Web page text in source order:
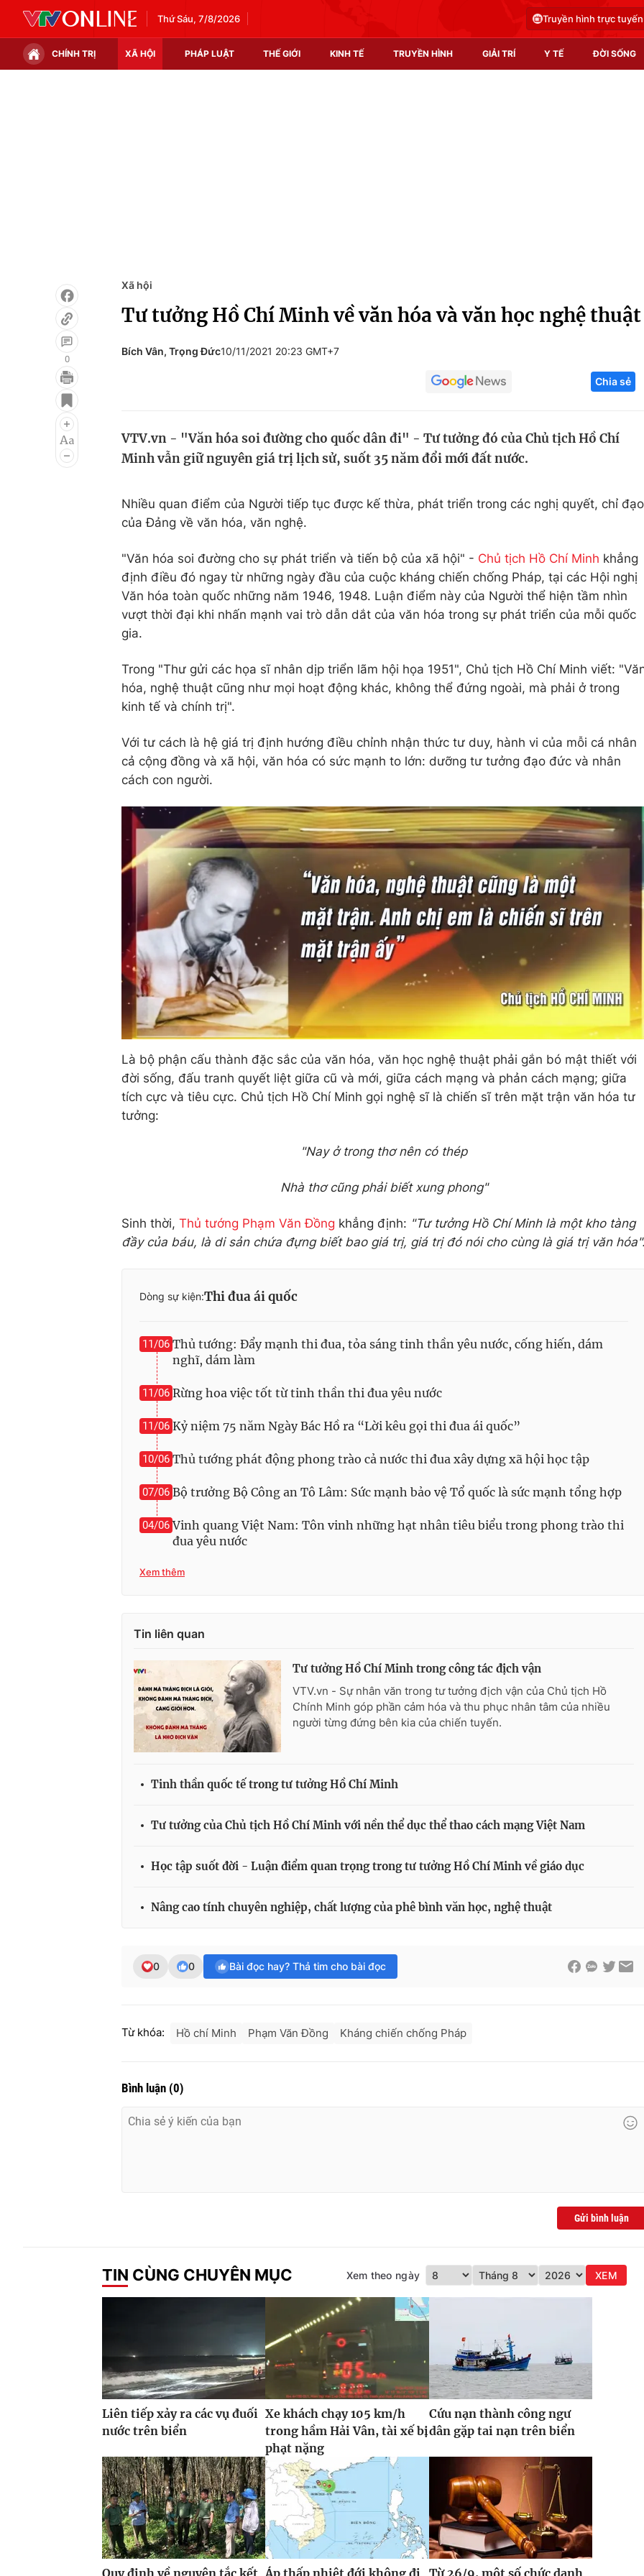
Thứ Sáu, 7/8/2026 Truyền hình trực tuyến
CHÍNH TRỊ XÃ HỘI PHÁP LUẬT THẾ GIỚI KINH TẾ TRUYỀN HÌNH GIẢI TRÍ Y TẾ ĐỜI SỐNG
Infographic
Điện ảnh
Âm nhạc
Làm đẹp
Học trực tuyến
Công nghệ
Sản phẩm
Tư vấn
0
Xã hội
Tư tưởng Hồ Chí Minh về văn hóa và văn học nghệ thuật
Bích Vân, Trọng Đức10/11/2021 20:23 GMT+7
Chia sẻ
VTV.vn - "Văn hóa soi đường cho quốc dân đi" - Tư tưởng đó của Chủ tịch Hồ Chí
Minh vẫn giữ nguyên giá trị lịch sử, suốt 35 năm đổi mới đất nước.
Nhiều quan điểm của Người tiếp tục được kế thừa, phát triển trong các nghị quyết, chỉ đạo
của Đảng về văn hóa, văn nghệ.
"Văn hóa soi đường cho sự phát triển và tiến bộ của xã hội" - Chủ tịch Hồ Chí Minh khẳng
định điều đó ngay từ những ngày đầu của cuộc kháng chiến chống Pháp, tại các Hội nghị
Văn hóa toàn quốc những năm 1946, 1948. Luận điểm này của Người thể hiện tầm nhìn
vượt thời đại khi nhấn mạnh vai trò dẫn dắt của văn hóa trong sự phát triển của mỗi quốc
gia.
Trong "Thư gửi các họa sĩ nhân dịp triển lãm hội họa 1951", Chủ tịch Hồ Chí Minh viết:
hóa, nghệ thuật cũng như mọi hoạt động khác, không thể đứng ngoài, mà phải ở trong
kinh tế và chính trị".
Với tư cách là hệ giá trị định hướng điều chỉnh nhận thức tư duy, hành vi của mỗi cá nhân
cả cộng đồng và xã hội, văn hóa có sức mạnh to lớn: dưỡng tư tưởng đạo đức và nhân
cách con người.
Là bộ phận cấu thành đặc sắc của văn hóa, văn học nghệ thuật phải gắn bó mật thiết với
đời sống, đấu tranh quyết liệt giữa cũ và mới, giữa cách mạng và phản cách mạng; giữa
tích cực và tiêu cực. Chủ tịch Hồ Chí Minh gọi nghệ sĩ là chiến sĩ trên mặt trận văn hóa tư
tưởng:
"Nay ở trong thơ nên có thép
Nhà thơ cũng phải biết xung phong"
Sinh thời, Thủ tướng Phạm Văn Đồng khẳng định: "Tư tưởng Hồ Chí Minh là một kho tàng
đầy của báu, là di sản chứa đựng biết bao giá trị, giá trị đó nói cho cùng là giá trị văn
Dòng sự kiện:Thi đua ái quốc
11/06 Thủ tướng: Đẩy mạnh thi đua, tỏa sáng tinh thần yêu nước, cống hiến, dám
nghĩ, dám làm
11/06 Rừng hoa việc tốt từ tinh thần thi đua yêu nước
11/06 Kỷ niệm 75 năm Ngày Bác Hồ ra “Lời kêu gọi thi đua ái quốc”
10/06 Thủ tướng phát động phong trào cả nước thi đua xây dựng xã hội học tập
07/06 Bộ trưởng Bộ Công an Tô Lâm: Sức mạnh bảo vệ Tổ quốc là sức mạnh tổng hợp
04/06 Vinh quang Việt Nam: Tôn vinh những hạt nhân tiêu biểu trong phong trào thi
đua yêu nước
Xem thêm
Tin liên quan
Tư tưởng Hồ Chí Minh trong công tác địch vận
VTV.vn - Sự nhân văn trong tư tưởng địch vận của Chủ tịch Hồ
Chính Minh góp phần cảm hóa và thu phục nhân tâm của nhiều
người từng đứng bên kia của chiến tuyến.
Tinh thần quốc tế trong tư tưởng Hồ Chí Minh
Tư tưởng của Chủ tịch Hồ Chí Minh với nền thể dục thể thao cách mạng Việt Nam
Học tập suốt đời - Luận điểm quan trọng trong tư tưởng Hồ Chí Minh về giáo dục
Nâng cao tính chuyên nghiệp, chất lượng của phê bình văn học, nghệ thuật
0 0 Bài đọc hay? Thả tim cho bài đọc
Từ khóa: Hồ chí Minh Phạm Văn Đồng Kháng chiến chống Pháp
Bình luận (0)
Gửi bình luận
TIN CÙNG CHUYÊN MỤC Xem theo ngày XEM
Liên tiếp xảy ra các vụ đuối
nước trên biển
Xe khách chạy 105 km/h
trong hầm Hải Vân, tài xế bị
phạt nặng
Cứu nạn thành công ngư
dân gặp tai nạn trên biển
Quy định về nguyên tắc kết Áp thấp nhiệt đới không đi Từ 26/9, một số chức danh